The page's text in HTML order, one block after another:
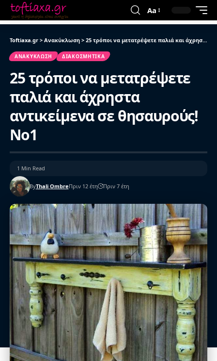
Aa
Toftiaxa.gr > Ανακύκλωση > 25 τρόποι να μετατρέψετε παλιά και άχρηστα αντικείμενα σε θησαυρούς! Νο1
ΑΝΑΚΎΚΛΩΣΗ ΔΙΑΚΟΣΜΗΤΙΚΆ
25 τρόποι να μετατρέψετε
παλιά και άχρηστα
αντικείμενα σε θησαυρούς!
Νο1
ByThali OmbreΠριν 12 έτη Πριν 7 έτη
1 Min Read